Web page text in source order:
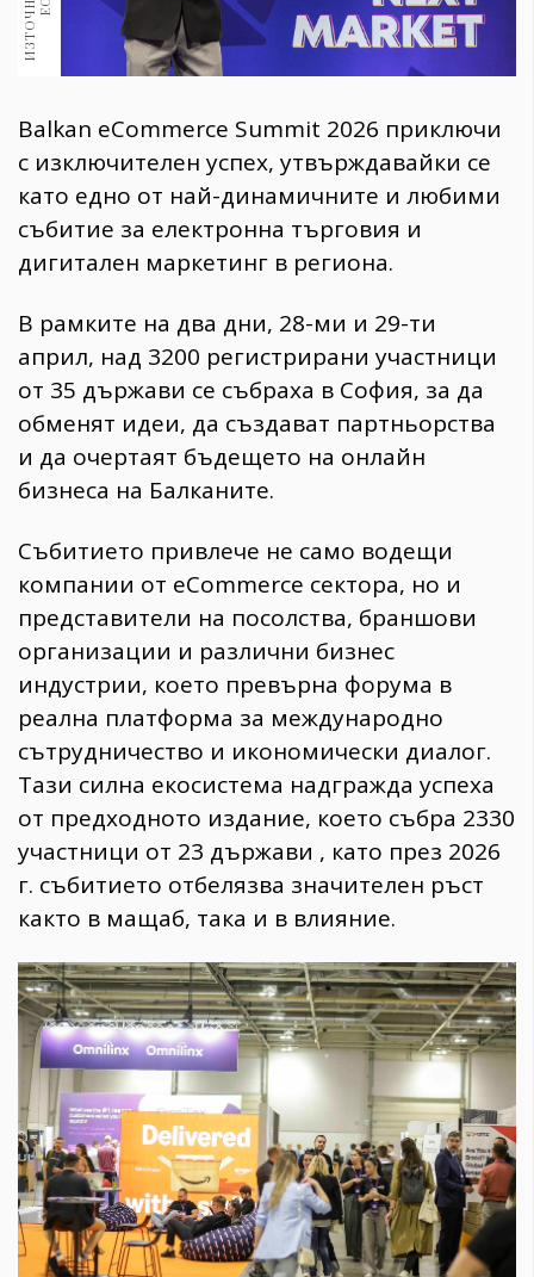
Balkan eCommerce Summit 2026 приключи
с изключителен успех, утвърждавайки се
като едно от най-динамичните и любими
събитие за електронна търговия и
дигитален маркетинг в региона.
В рамките на два дни, 28-ми и 29-ти
април, над 3200 регистрирани участници
от 35 държави се събраха в София, за да
обменят идеи, да създават партньорства
и да очертаят бъдещето на онлайн
бизнеса на Балканите.
Събитието привлече не само водещи
компании от eCommerce сектора, но и
представители на посолства, браншови
организации и различни бизнес
индустрии, което превърна форума в
реална платформа за международно
сътрудничество и икономически диалог.
Тази силна екосистема надгражда успеха
от предходното издание, което събра 2330
участници от 23 държави , като през 2026
г. събитието отбелязва значителен ръст
както в мащаб, така и в влияние.